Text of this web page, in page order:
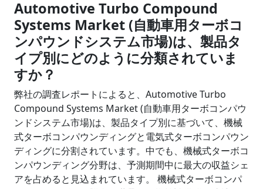
Automotive Turbo Compound
Systems Market (自動車用ターボコ
ンパウンドシステム市場)は、製品タ
イプ別にどのように分類されていま
すか？
弊社の調査レポートによると、Automotive Turbo
Compound Systems Market (自動車用ターボコンパウ
ンドシステム市場)は、製品タイプ別に基づいて、機械
式ターボコンパウンディングと電気式ターボコンパウン
ディングに分割されています。中でも、機械式ターボコ
ンパウンディング分野は、予測期間中に最大の収益シェ
アを占めると見込まれています。 機械式ターボコンパ